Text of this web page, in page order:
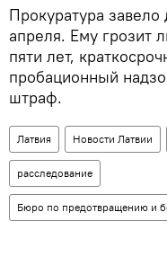
Прокуратура
апреля. Ему грозит
пяти лет,
пробационный
штраф.
Латвия Новости Латвии
расследование
Бюро по предотвращению и